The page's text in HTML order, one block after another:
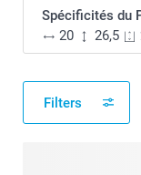
Spécificités du
20
26,5
Filters